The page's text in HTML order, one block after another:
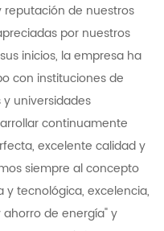
reputación de nuestros
por nuestros
inicios, la empresa ha
con instituciones de
universidades
continuamente
excelente calidad y
siempre al concepto
tecnológica, excelencia,
de energía" y